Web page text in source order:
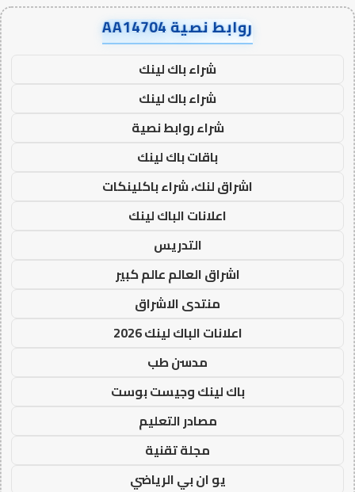
روابط نصية AA14704
شراء باك لينك
شراء باك لينك
شراء روابط نصية
باقات باك لينك
اشراق لنك، شراء باكلينكات
اعلانات الباك لينك
التدريس
اشراق العالم عالم كبير
منتدى الاشراق
اعلانات الباك لينك 2026
مدسن طب
باك لينك وجيست بوست
مصادر التعليم
مجلة تقنية
يو ان بي الرياضي